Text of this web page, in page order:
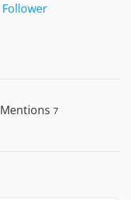
Follower
Mentions 7